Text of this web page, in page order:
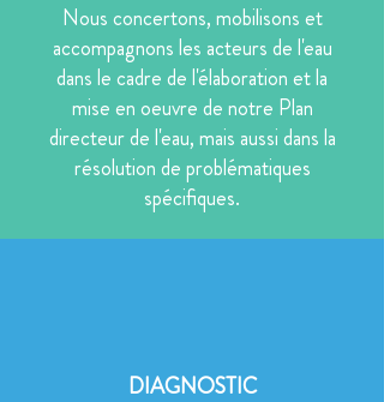
Nous concertons, mobilisons et
accompagnons les acteurs de l'eau
dans le cadre de l'élaboration et la
mise en oeuvre de notre Plan
directeur de l'eau, mais aussi dans la
résolution de problématiques
spécifiques.
DIAGNOSTIC